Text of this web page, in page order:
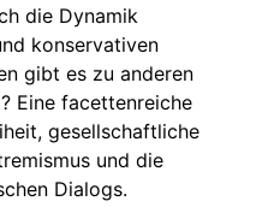
die Dynamik
konservativen
gibt es zu anderen
Eine facettenreiche
gesellschaftliche
und die
Dialogs.